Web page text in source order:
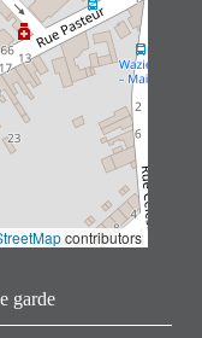
contributors
garde